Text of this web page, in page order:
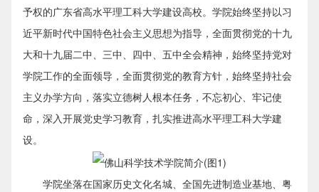
予权的广东省高水平理工科大学建设高校。学院始终坚持以习
近平新时代中国特色社会主义思想为指导，全面贯彻党的十九
大和十九届二中、三中、四中、五中全会精神，始终坚持党对
学院工作的全面领导，全面贯彻党的教育方针，始终坚持社会
主义办学方向，落实立德树人根本任务，不忘初心、牢记使
命，深入开展党史学习教育，扎实推进高水平理工科大学建
设。
学院坐落在国家历史文化名城、全国先进制造业基地、粤